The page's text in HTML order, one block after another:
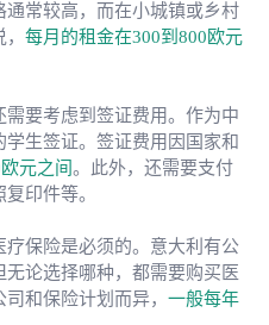
常较高，而在小城镇或乡村
每月的租金在300到800欧元
要考虑到签证费用。作为中
生签证。签证费用因国家和
元之间 。此外，还需要支付
印件等。
保险是必须的。意大利有公
论选择哪种，都需要购买医
和保险计划而异， 一般每年